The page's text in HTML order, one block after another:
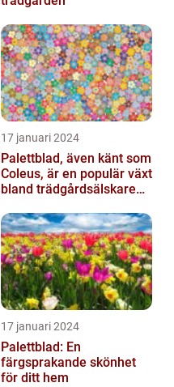
17 januari 2024
Palettblad, även känt som
Coleus, är en populär växt
bland trädgårdsälskare
17 januari 2024
Palettblad: En
färgsprakande skönhet
för ditt hem